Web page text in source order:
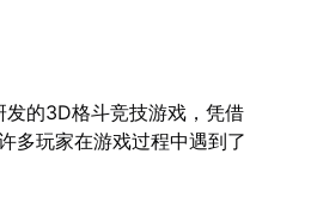
的3D格斗竞技游戏，凭借
多玩家在游戏过程中遇到了